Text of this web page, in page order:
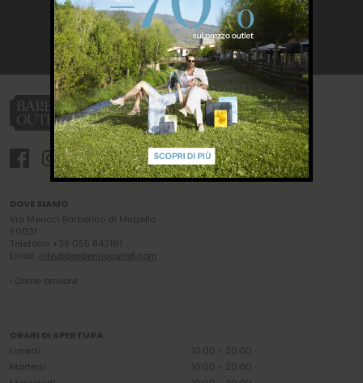
DOVE SIAMO
Via Meucci Barberino di Mugello
50031
Telefono: +39 055 842161
Email: info@barberinooutlet.com
› Come arrivare
ORARI DI APERTURA
Lunedì
10:00 - 20:00
Martedì
10:00 - 20:00